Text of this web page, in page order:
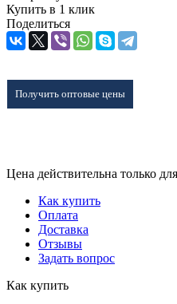
Купить в 1 клик
Поделиться
Получить оптовые цены
Цена действительна только
Как купить
Оплата
Доставка
Отзывы
Задать вопрос
Как купить